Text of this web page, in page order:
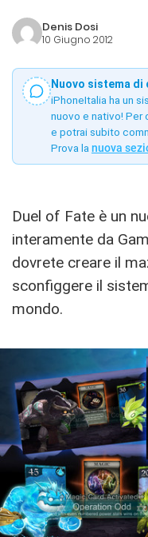
Denis Dosi
10 Giugno 2012
Nuovo sistema di
iPhoneItalia ha un
nuovo e nativo! Per
e potrai subito
Prova la nuova
Duel of Fate è un
interamente da
dovrete creare il
sconfiggere il
mondo.